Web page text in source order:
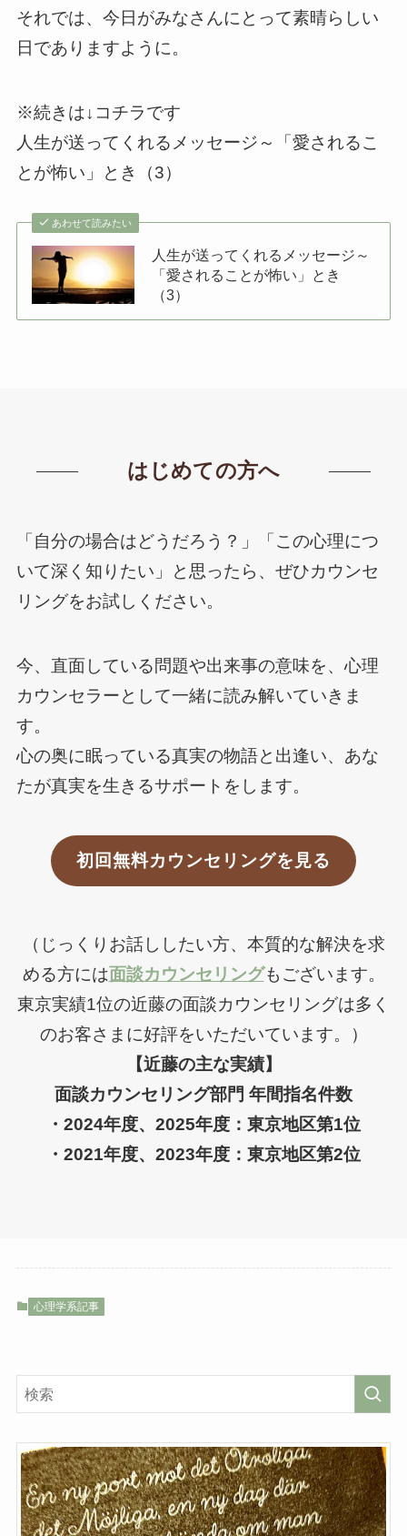
それでは、今日がみなさんにとって素晴らしい
日でありますように。
※続きは↓コチラです
人生が送ってくれるメッセージ～「愛されるこ
とが怖い」とき（3）
あわせて読みたい
人生が送ってくれるメッセージ～
「愛されることが怖い」とき
（3）
はじめての方へ
「自分の場合はどうだろう？」「この心理につ
いて深く知りたい」と思ったら、ぜひカウンセ
リングをお試しください。
今、直面している問題や出来事の意味を、心理
カウンセラーとして一緒に読み解いていきま
す。
心の奥に眠っている真実の物語と出逢い、あな
たが真実を生きるサポートをします。
初回無料カウンセリングを見る
（じっくりお話ししたい方、本質的な解決を求
める方には面談カウンセリングもございます。
東京実績1位の近藤の面談カウンセリングは多く
のお客さまに好評をいただいています。）
【近藤の主な実績】
面談カウンセリング部門 年間指名件数
・2024年度、2025年度：東京地区第1位
・2021年度、2023年度：東京地区第2位
心理学系記事